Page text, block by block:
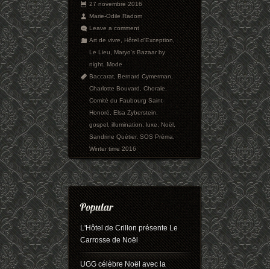
27 novembre 2016
Marie-Odile Radom
Leave a comment
Art de vivre,Hôtel d'Exception,
Le Lieu,Maryo's Bazaar by
night,Mode
Baccarat,Bernard Cymerman,
Charlotte Bouvard,Chorale,
Comité du Faubourg Saint-
Honoré,Elsa Zyberstein,
gospel,illumination,luxe,Noël,
Sandrine Quétier,SOS Préma,
Winter time 2016
L'Hôtel de Crillon présente Le
Carrosse de Noël
UGG célèbre Noël avec la